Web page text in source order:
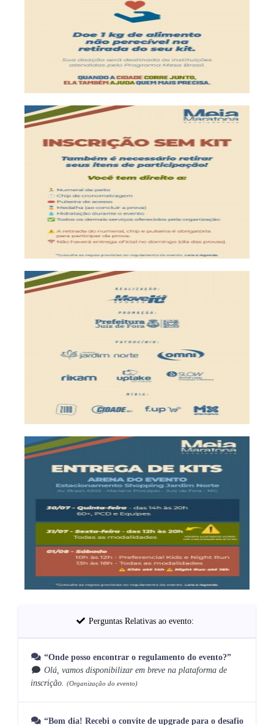
Perguntas Relativas ao evento:
“Onde posso encontrar o regulamento do evento?”
Olá, vamos disponibilizar em breve na plataforma de
inscrição. (Organização do evento)
“Bom dia! Recebi o convite de upgrade para o desafio